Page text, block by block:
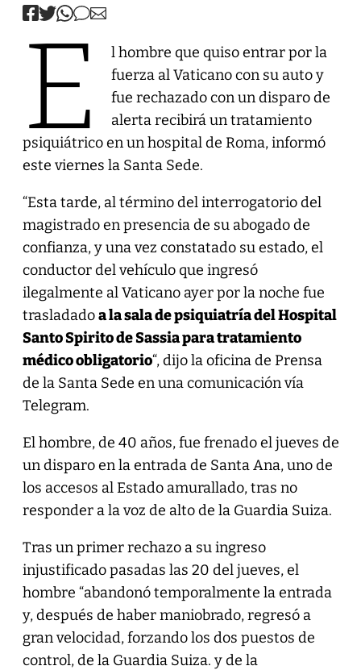
E
l hombre que quiso entrar por la
fuerza al Vaticano con su auto y
fue rechazado con un disparo de
alerta recibirá un tratamiento
psiquiátrico en un hospital de Roma, informó
este viernes la Santa Sede.
“Esta tarde, al término del interrogatorio del
magistrado en presencia de su abogado de
confianza, y una vez constatado su estado, el
conductor del vehículo que ingresó
ilegalmente al Vaticano ayer por la noche fue
trasladadoa la sala de psiquiatría del Hospital
Santo Spirito de Sassia para tratamiento
médico obligatorio“, dijo la oficina de Prensa
de la Santa Sede en una comunicación vía
Telegram.
El hombre, de 40 años, fue frenado el jueves de
un disparo en la entrada de Santa Ana, uno de
los accesos al Estado amurallado, tras no
responder a la voz de alto de la Guardia Suiza.
Tras un primer rechazo a su ingreso
injustificado pasadas las 20 del jueves, el
hombre “abandonó temporalmente la entrada
y, después de haber maniobrado, regresó a
gran velocidad, forzando los dos puestos de
control, de la Guardia Suiza. y de la